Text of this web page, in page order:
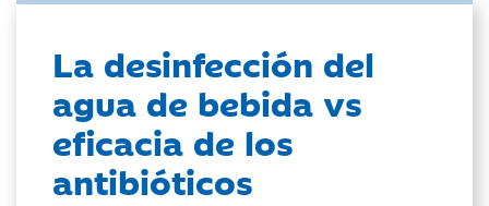
La desinfección del
agua de bebida vs
eficacia de los
antibióticos